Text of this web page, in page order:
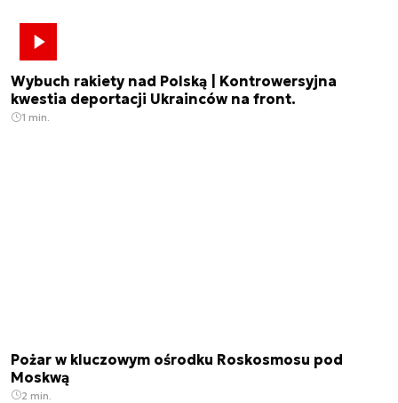
Wybuch rakiety nad Polską | Kontrowersyjna
kwestia deportacji Ukrainców na front.
1 min.
Pożar w kluczowym ośrodku Roskosmosu pod
Moskwą
2 min.